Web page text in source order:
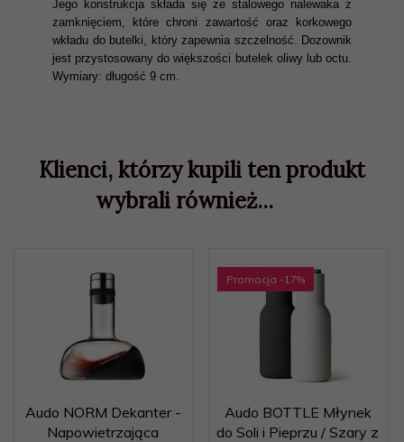
Jego konstrukcja składa się ze stalowego nalewaka z
zamknięciem, które chroni zawartość oraz korkowego
wkładu do butelki, który zapewnia szczelność. Dozownik
jest przystosowany do większości butelek oliwy lub octu.
Wymiary: długość 9 cm.
Klienci, którzy kupili ten produkt
wybrali również...
Audo NORM Dekanter -
Napowietrzająca
Promocja -17%
Audo BOTTLE Młynek
do Soli i Pieprzu / Szary z